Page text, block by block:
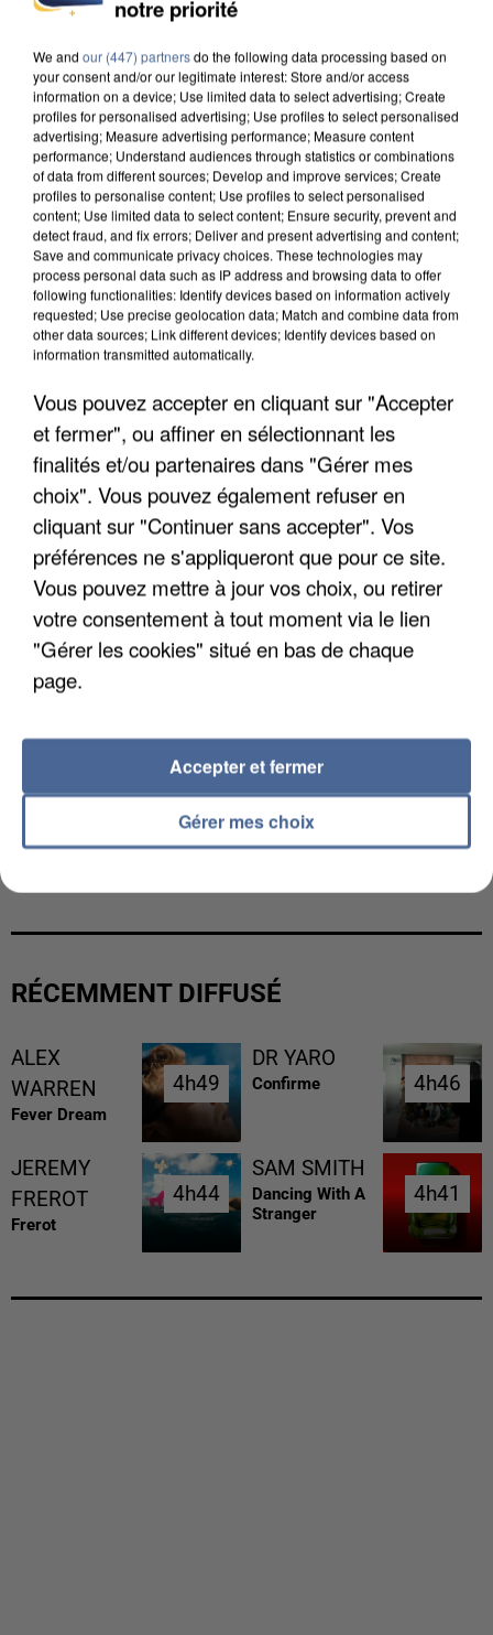
DE SOLIDARITÉ AVEC LES...
APRÈS TOUTES CES CANICULES, LES REFUGES
DE FAUNE SAUVAGE SONT...
L’UN DES FONDATEURS SUPPOSÉS DE LA DZ
RÉCEMMENT DIFFUSÉ
ALEX
WARREN
Fever Dream
4h49
4h49
DR YARO
Confirme 4h46
4h46
JEREMY
FREROT
Frerot
4h44
4h44
SAM SMITH
Dancing With A
Stranger
4h41
4h41
notre priorité
We and our (447) partnersdo the following data processing based on
your consent and/or our legitimate interest: Store and/or access
information on a device; Use limited data to select advertising; Create
profiles for personalised advertising; Use profiles to select personalised
advertising; Measure advertising performance; Measure content
performance; Understand audiences through statistics or combinations
of data from different sources; Develop and improve services; Create
profiles to personalise content; Use profiles to select personalised
content; Use limited data to select content; Ensure security, prevent and
detect fraud, and fix errors; Deliver and present advertising and content;
Save and communicate privacy choices. These technologies may
process personal data such as IP address and browsing data to offer
following functionalities: Identify devices based on information actively
requested; Use precise geolocation data; Match and combine data from
other data sources; Link different devices; Identify devices based on
information transmitted automatically.
Vous pouvez accepter en cliquant sur "Accepter
et fermer", ou affiner en sélectionnant les
finalités et/ou partenaires dans "Gérer mes
choix". Vous pouvez également refuser en
cliquant sur "Continuer sans accepter". Vos
préférences ne s'appliqueront que pour ce site.
Vous pouvez mettre à jour vos choix, ou retirer
votre consentement à tout moment via le lien
"Gérer les cookies" situé en bas de chaque
page.
Gérer mes choix
Accepter et fermer